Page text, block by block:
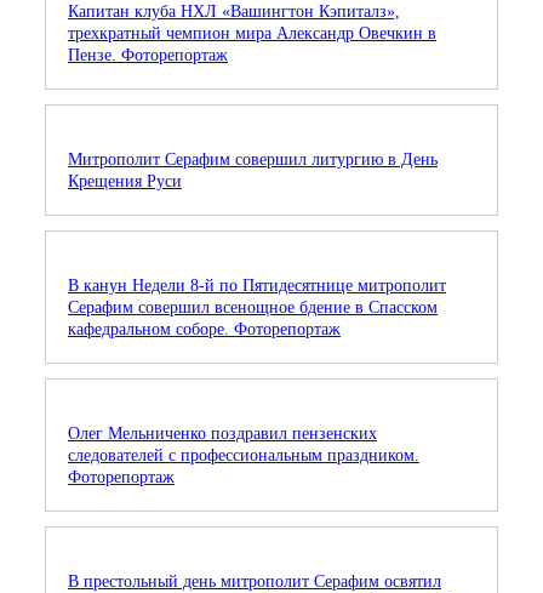
Капитан клуба НХЛ «Вашингтон Кэпиталз»,
трехкратный чемпион мира Александр Овечкин в
Пензе. Фоторепортаж
Митрополит Серафим совершил литургию в День
Крещения Руси
В канун Недели 8-й по Пятидесятнице митрополит
Серафим совершил всенощное бдение в Спасском
кафедральном соборе. Фоторепортаж
Олег Мельниченко поздравил пензенских
следователей с профессиональным праздником.
Фоторепортаж
В престольный день митрополит Серафим освятил